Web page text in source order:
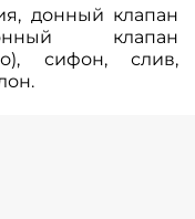
донный клапан
клапан
сифон, слив,